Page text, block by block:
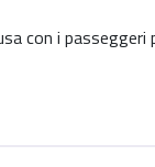
con i passeggeri